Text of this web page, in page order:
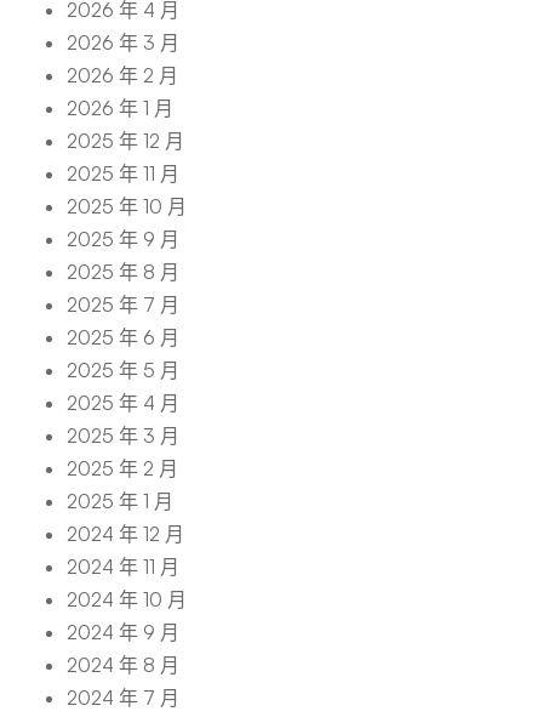
2026 年 4 月
2026 年 3 月
2026 年 2 月
2026 年 1 月
2025 年 12 月
2025 年 11 月
2025 年 10 月
2025 年 9 月
2025 年 8 月
2025 年 7 月
2025 年 6 月
2025 年 5 月
2025 年 4 月
2025 年 3 月
2025 年 2 月
2025 年 1 月
2024 年 12 月
2024 年 11 月
2024 年 10 月
2024 年 9 月
2024 年 8 月
2024 年 7 月